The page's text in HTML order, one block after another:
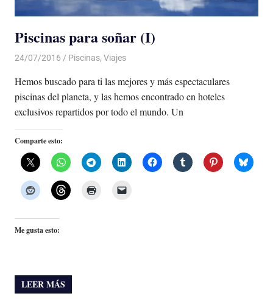
Piscinas para soñar (I)
24/07/2016 Luis Castellanos
Piscinas, Viajes
Hemos buscado para ti las mejores y más espectaculares
piscinas del planeta, y las hemos encontrado en hoteles
exclusivos repartidos por todo el mundo. Un
Comparte esto:
Me gusta esto:
LEER MÁS